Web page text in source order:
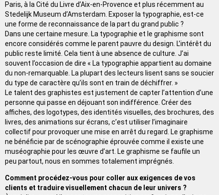
Paris, à la Cité du Livre d’Aix-en-Provence et plus récemment au
Stedelijk Museum d’Amsterdam. Exposer la typographie, est-ce
une forme de reconnaissance de la part du grand public ?
Dans une certaine mesure. La typographie et le graphisme sont
encore considérés comme le parent pauvre du design. L’intérêt du
public reste limité. Cela tient à une absence de culture. J’ai
souvent l’occasion de dire « La typographie appartient au domaine
du non-remarquable. La plupart des lecteurs lisent sans se soucier
du type de caractère qu’ils sont en train de déchiffrer. »
Le talent des graphistes est justement de capter l’attention d’une
personne qui passe en déjouant son indifférence. Créer des
affiches, des logotypes, des identités visuelles, des brochures, des
livres, des animations sur écrans, c’est utiliser l’imaginaire
collectif pour provoquer une mise en arrêt du regard. Le graphisme
ne bénéficie par de scénographie éprouvée comme il existe une
muséographie pour les œuvre d’art. Le graphisme se faufile un
peu partout, nous en sommes totalement imprégnés.
Comment procédez-vous pour coller aux exigences de vos
clients et traduire visuellement chacun de leur univers ?